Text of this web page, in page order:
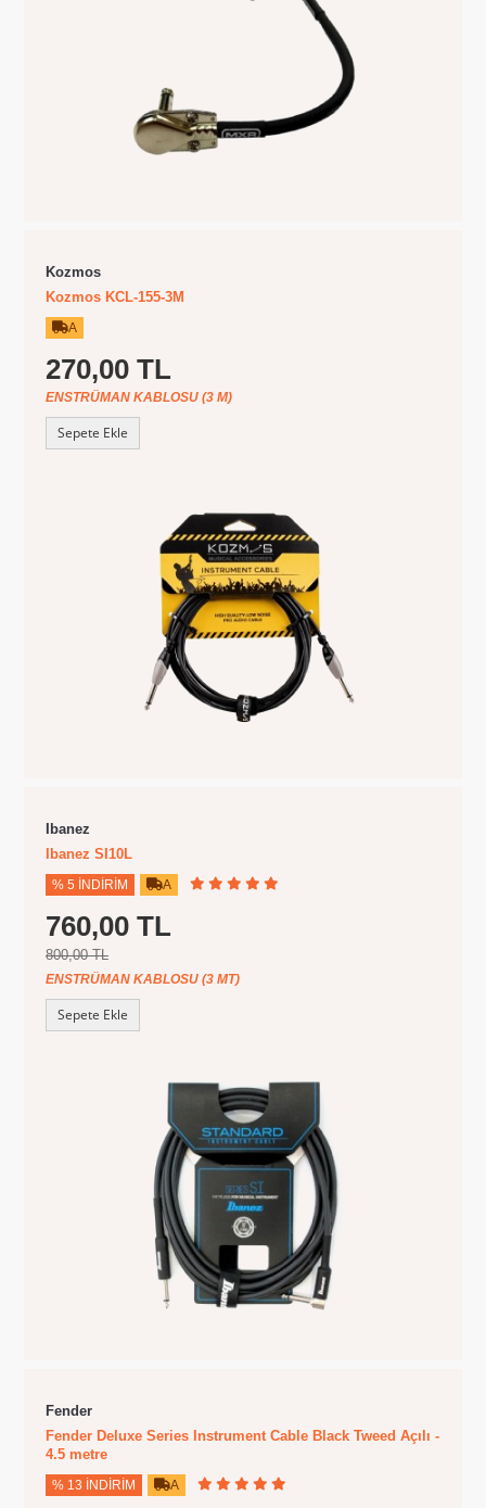
Kozmos
Kozmos KCL-155-3M
A
270,00 TL
ENSTRÜMAN KABLOSU (3 M)
Sepete Ekle
Ibanez
Ibanez SI10L
% 5 İNDIRIM A
760,00 TL
800,00 TL
ENSTRÜMAN KABLOSU (3 MT)
Sepete Ekle
Fender
Fender Deluxe Series Instrument Cable Black Tweed Açılı -
4.5 metre
% 13 İNDIRIM A